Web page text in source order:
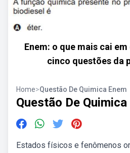
Enem: o que mais cai
cinco questões da
Home>Questão De Quimica Enem
Questão De Quimica
Estados físicos e fenômenos